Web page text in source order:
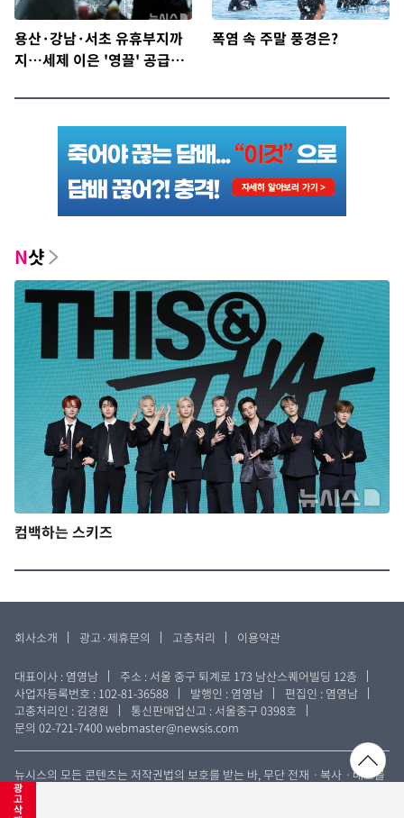
용산·강남·서초 유휴부지까
지…세제 이은 '영끌' 공급대
폭염 속 주말 풍경은?
N샷
컴백하는 스키즈
광
고
삭
회사소개 광고·제휴문의 고층처리 이용약관
대표이사 : 염영남
주소 : 서울 중구 퇴계로 173 남산스퀘어빌딩 12층
사업자등록번호 : 102-81-36588
발행인 : 염영남
편집인 : 염영남
고충처리인 : 김경원
통신판매업신고 : 서울중구 0398호
문의 02-721-7400webmaster@newsis.com
뉴시스의 모든 콘텐츠는 저작권법의 보호를 받는 바, 무단 전재ㆍ복사ㆍ배포를
금합니다. Copyright © NEWSIS.COM All rights reserved.